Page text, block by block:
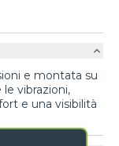
e montata su
vibrazioni,
e una visibilità